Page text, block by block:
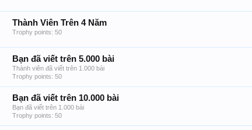
Thành Viên Trên 4 Năm
Trophy points: 50
Bạn đã viết trên 5.000 bài
Thành viên đã viết trên 1.000 bài
Trophy points: 50
Bạn đã viết trên 10.000 bài
Bạn đã viết trên 1.000 bài
Trophy points: 50